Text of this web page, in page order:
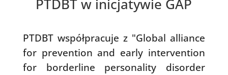
PTDBT w inicjatywie GAP
PTDBT współpracuje z "Global alliance
for prevention and early intervention
for borderline personality disorder